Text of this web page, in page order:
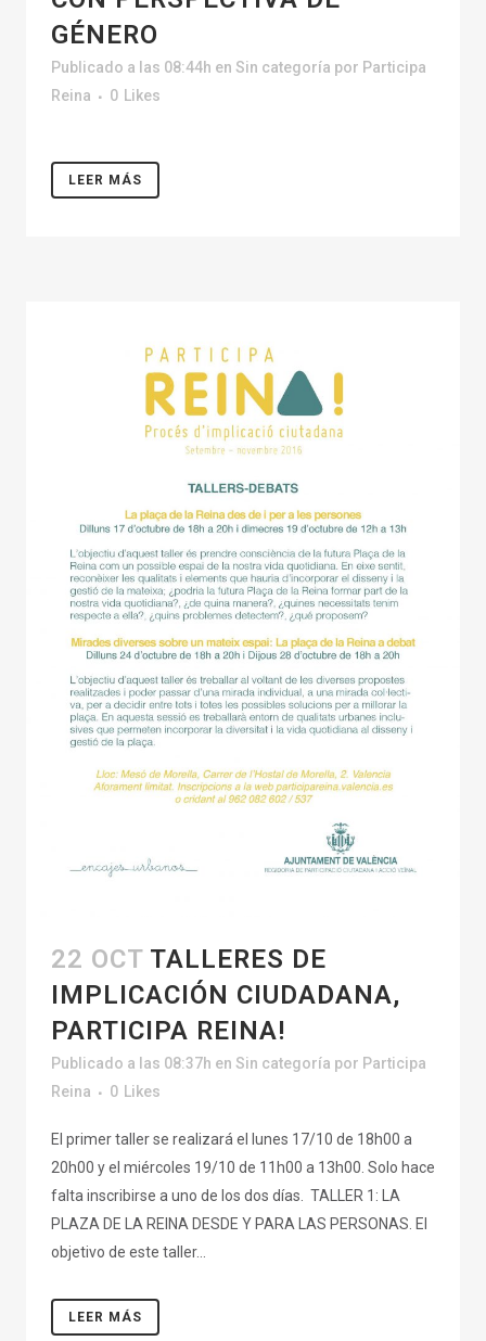
GÉNERO
Publicado a las 08:44h en Sin categoría por Participa
Reina
0 Likes
LEER MÁS
22 OCT TALLERES DE
IMPLICACIÓN CIUDADANA,
PARTICIPA REINA!
Publicado a las 08:37h en Sin categoría por Participa
Reina
0 Likes
El primer taller se realizará el lunes 17/10 de 18h00 a
20h00 y el miércoles 19/10 de 11h00 a 13h00. Solo hace
falta inscribirse a uno de los dos días. TALLER 1: LA
PLAZA DE LA REINA DESDE Y PARA LAS PERSONAS. El
objetivo de este taller...
LEER MÁS